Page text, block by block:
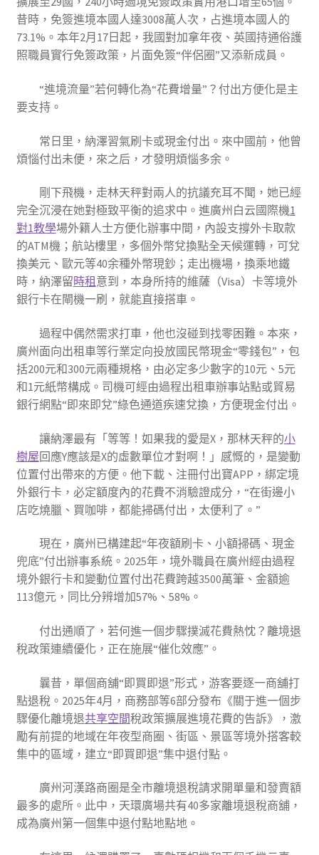
昔時，免簽進境本國人達3008萬人次，占進境本國人的
73.1%。本年2月17日起，我國對加拿年夜、英國持通俗護
照職員實行免簽政策，片面免簽“伴侶圈”又添新成員。
“進境流量”若何轉化為“花費增量”？付出方便化是主
要支持。
常日里，納澤習氣刷卡或現金付出。來中國前，他曾
煩惱付出未便，來之后，才發明煩惱多余。
剛下飛機，走林天秤對兩人的抗議充耳不聞，她已經
完全沉浸在她對極致平衡的追求中。進廣州白云國際機1
對1教學場外籍人士方便化辦事中間，內設支撐外卡取款
的ATM機；航站樓里，多個外幣兌換點全天候運轉，可兌
換美元、歐元等40余種外幣現鈔；走出機場，換乘地鐵
時，納澤留時租 意到，本身所持的維薩（Visa）卡等境外
銀行卡在閘機一刷，就能直接搭車。
過程中偶然需求打車，他也沒碰到找零困難。本來，
廣州面向出租車等行業定向投放國民幣現金“零錢包”，包
括200元和300元兩種規格，由必定多少數字的10元、5元
和1元紙幣構成。司機可經由過程出租車辦事站點或貿易
銀行網點“即來即兌”綠色通道疾速兌換，方便現金付出。
讓納澤最有「等等！如果我的愛是X，那林天秤的小
樹屋回應Y應該是X的虛數單位才對啊！」感慨的，是變動
位置付出帶來的方便。他下載、注冊付出寶APP，綁定境
外銀行卡，必定額度內的花費不消驗證成分，“在街邊小
店吃燒臘、買咖啡，都能掃碼付出，太便利了。”
現在，廣州已構建起“年夜額刷卡、小額掃碼、現金
兜底”付出辦事系統。2025年，境外職員在廣州經由過程
境外銀行卡和變動位置付出花費跨越3500萬筆、金額逾
113億元，同比分辨增加57%、58%。
付出通順了，若何進一個步驟撲滅花費熱忱？離境退
稅政策連續優化，正在施展“催化效應”。
曩昔，單個商舖“即買即退”形式，游客要逐一商舖打
點退稅。2025年4月，商務部等6部分發布《關于進一個步
驟優化離境退共享空間稅政策擴展進境花費的告訴》，激
勵有前提的地域在年夜型商圈、街區、景區等境外搭客較
集中的區域，建立“即買即退”集中退付點。
廣州河漢路商圈是全市離境退稅請求開單量和發賣額
最多的處所。此中，天環廣場共有40多家離境退稅商舖，
成為廣州第一個集中退付點地點地。